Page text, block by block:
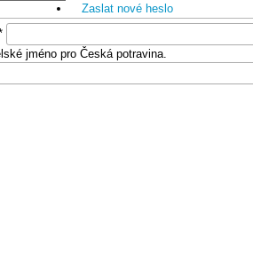
Zaslat nové heslo
jméno pro Česká potravina.